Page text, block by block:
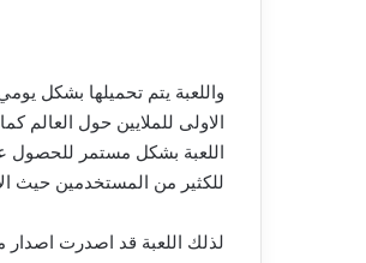
واللعبة يتم تحميلها بشكل
الاولى للملايين حول العالم
اللعبة بشكل مستمر للحصول
للكثير من المستخدمين حيث
لذلك اللعبة قد اصدرت اصدار